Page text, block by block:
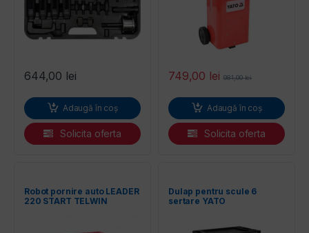
644,00 lei
Adaugă în coș
Solicita oferta
749,00 lei 981,00lei
Adaugă în coș
Solicita oferta
Robot pornire auto LEADER
220 START TELWIN
Dulap pentru scule 6
sertare YATO